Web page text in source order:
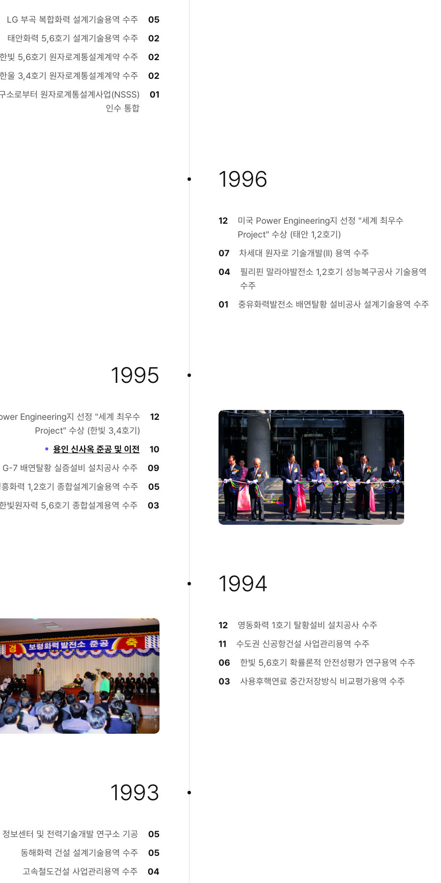
05
LG 부곡 복합화력 설계기술용역 수주
02
태안화력 5,6호기 설계기술용역 수주
02
한빛 5,6호기 원자로계통설계계약 수주
02
한울 3,4호기 원자로계통설계계약 수주
01
소로부터 원자로계통설계사업(NSSS)
인수 통합
1996
12
미국 Power Engineering지 선정 "세계 최우수
Project" 수상 (태안 1,2호기)
07
차세대 원자로 기술개발(II) 용역 수주
04
필리핀 말라야발전소 1,2호기 성능복구공사 기술용역
수주
01
중유화력발전소 배연탈황 설비공사 설계기술용역 수주
1995
12
Engineering지 선정 "세계 최우수
Project" 수상 (한빛 3,4호기)
10
용인 신사옥 준공 및 이전
09
G-7 배연탈황 실증설비 설치공사 수주
05
화력 1,2호기 종합설계기술용역 수주
03
빛원자력 5,6호기 종합설계용역 수주
1994
12
영동화력 1호기 탈황설비 설치공사 수주
11
수도권 신공항건설 사업관리용역 수주
06
한빛 5,6호기 확률론적 안전성평가 연구용역 수주
03
사용후핵연료 중간저장방식 비교평가용역 수주
1993
05
보센터 및 전력기술개발 연구소 기공
05
동해화력 건설 설계기술용역 수주
04
고속철도건설 사업관리용역 수주